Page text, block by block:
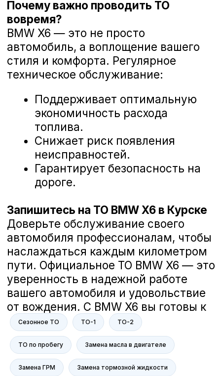
Диагностика ходовой части BMW X6
Сезонное ТО ТО-1 ТО-2
ТО по пробегу Замена масла в двигателе
Замена ГРМ Замена тормозной жидкости
Руководитель отдела сервиса компании
А-Драйв
Загорский Дмитрий
В компании А-Драйв мы заботимся
о вашем комфорте и безопасности
на дороге. Наша команда делает
всё возможное, чтобы ваш
автомобиль всегда был в отличном
состоянии. Мне действительно не
всё равно, и я гарантирую, что мы